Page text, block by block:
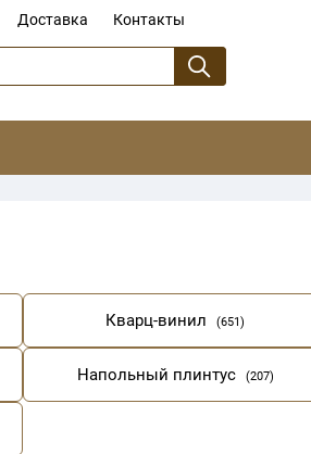
Доставка Контакты
Кварц-винил (651)
Напольный плинтус (207)